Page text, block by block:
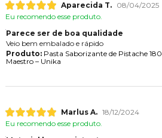
Aparecida T.
08/04/2025
Eu recomendo esse produto.
Parece ser de boa qualidade
Veio bem embalado e rápido
Produto:Pasta Saborizante de Pistache
Maestro – Unika
Marlus A. 18/12/2024
Eu recomendo esse produto.